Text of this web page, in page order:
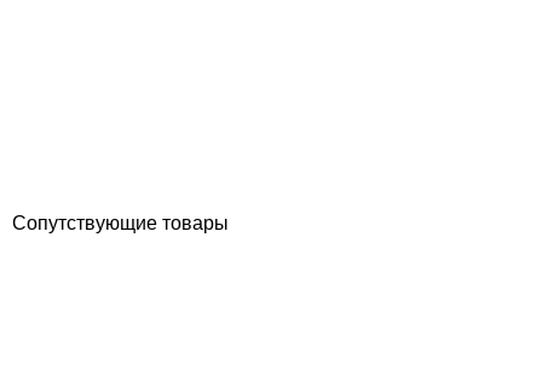
Сопутствующие товары